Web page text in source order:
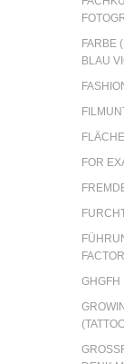
FARBE
BLAU
FOR
GHGFH